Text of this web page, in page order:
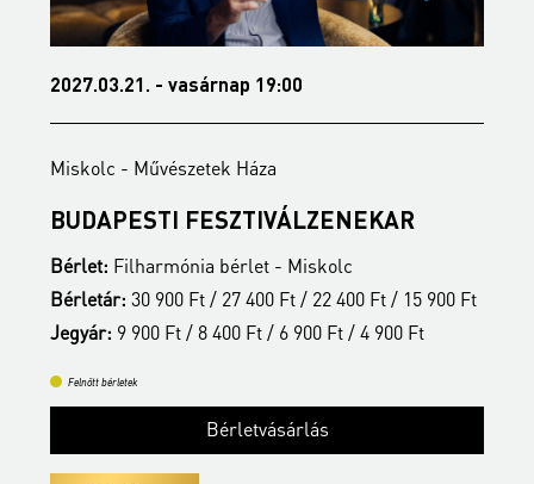
2027.03.21. - vasárnap 19:00
Miskolc - Művészetek Háza
BUDAPESTI FESZTIVÁLZENEKAR
Bérlet: Filharmónia bérlet - Miskolc
Bérletár: 30 900 Ft / 27 400 Ft / 22 400 Ft / 15 900 Ft
Jegyár: 9 900 Ft / 8 400 Ft / 6 900 Ft / 4 900 Ft
Felnőtt bérletek
Bérletvásárlás